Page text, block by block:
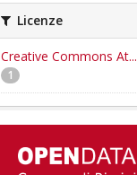
Licenze
Creative Commons At...
1